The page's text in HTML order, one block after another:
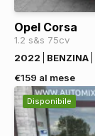
Opel Corsa
1.2 s&s 75cv
2022
BENZINA
€159 al mese
Disponibile